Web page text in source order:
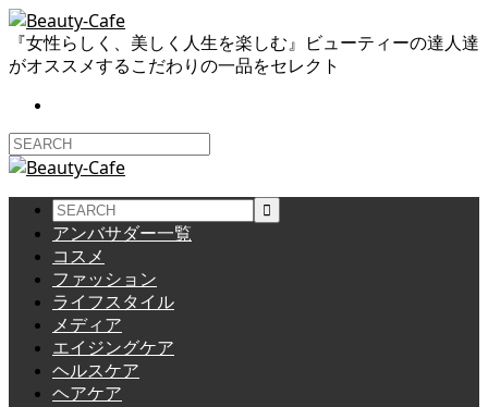
『女性らしく、美しく人生を楽しむ』ビューティーの達人達
がオススメするこだわりの一品をセレクト
アンバサダー一覧
コスメ
ファッション
ライフスタイル
メディア
エイジングケア
ヘルスケア
ヘアケア